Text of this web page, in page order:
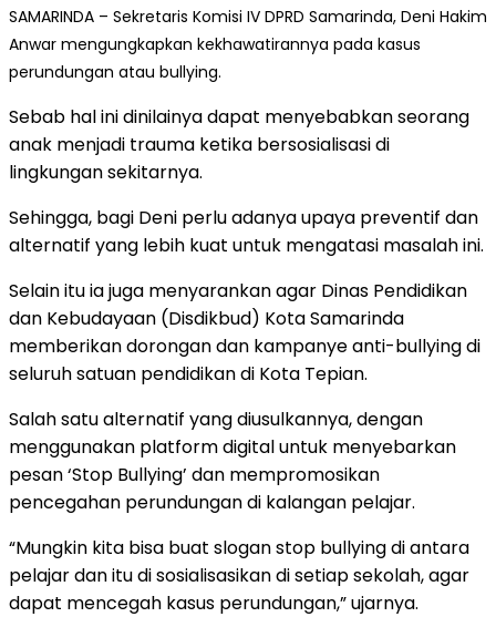
SAMARINDA – Sekretaris Komisi IV DPRD Samarinda, Deni Hakim
Anwar mengungkapkan kekhawatirannya pada kasus
perundungan atau bullying.
Sebab hal ini dinilainya dapat menyebabkan seorang
anak menjadi trauma ketika bersosialisasi di
lingkungan sekitarnya.
Sehingga, bagi Deni perlu adanya upaya preventif dan
alternatif yang lebih kuat untuk mengatasi masalah ini.
Selain itu ia juga menyarankan agar Dinas Pendidikan
dan Kebudayaan (Disdikbud) Kota Samarinda
memberikan dorongan dan kampanye anti-bullying di
seluruh satuan pendidikan di Kota Tepian.
Salah satu alternatif yang diusulkannya, dengan
menggunakan platform digital untuk menyebarkan
pesan ‘Stop Bullying’ dan mempromosikan
pencegahan perundungan di kalangan pelajar.
“Mungkin kita bisa buat slogan stop bullying di antara
pelajar dan itu di sosialisasikan di setiap sekolah, agar
dapat mencegah kasus perundungan,” ujarnya.